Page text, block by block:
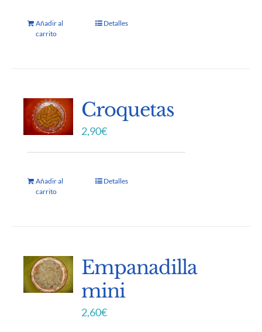
Añadir al
carrito
Detalles
Croquetas
2,90€
Añadir al
carrito
Detalles
Empanadilla
mini
2,60€